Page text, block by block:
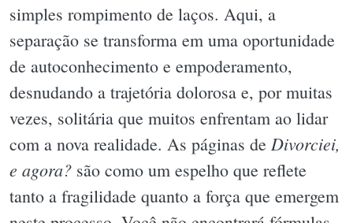
simples rompimento de laços. Aqui, a
separação se transforma em uma oportunidade
de autoconhecimento e empoderamento,
desnudando a trajetória dolorosa e, por muitas
vezes, solitária que muitos enfrentam ao lidar
com a nova realidade. As páginas de Divorciei,
e agora? são como um espelho que reflete
tanto a fragilidade quanto a força que emergem